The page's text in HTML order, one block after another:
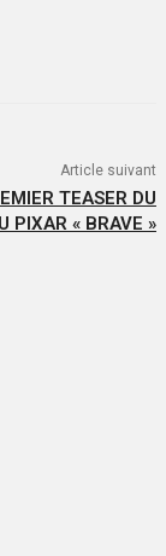
Article suivant
TEASER DU
PIXAR « BRAVE »